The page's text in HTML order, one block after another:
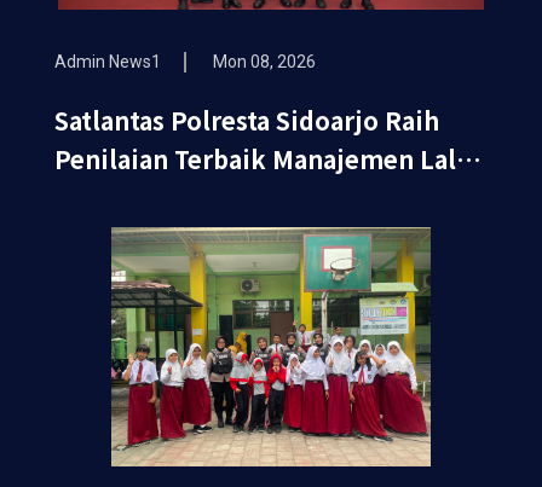
Admin News1 Mon 08, 2026
Satlantas Polresta Sidoarjo Raih
Penilaian Terbaik Manajemen Lalin
Ketupat Semeru